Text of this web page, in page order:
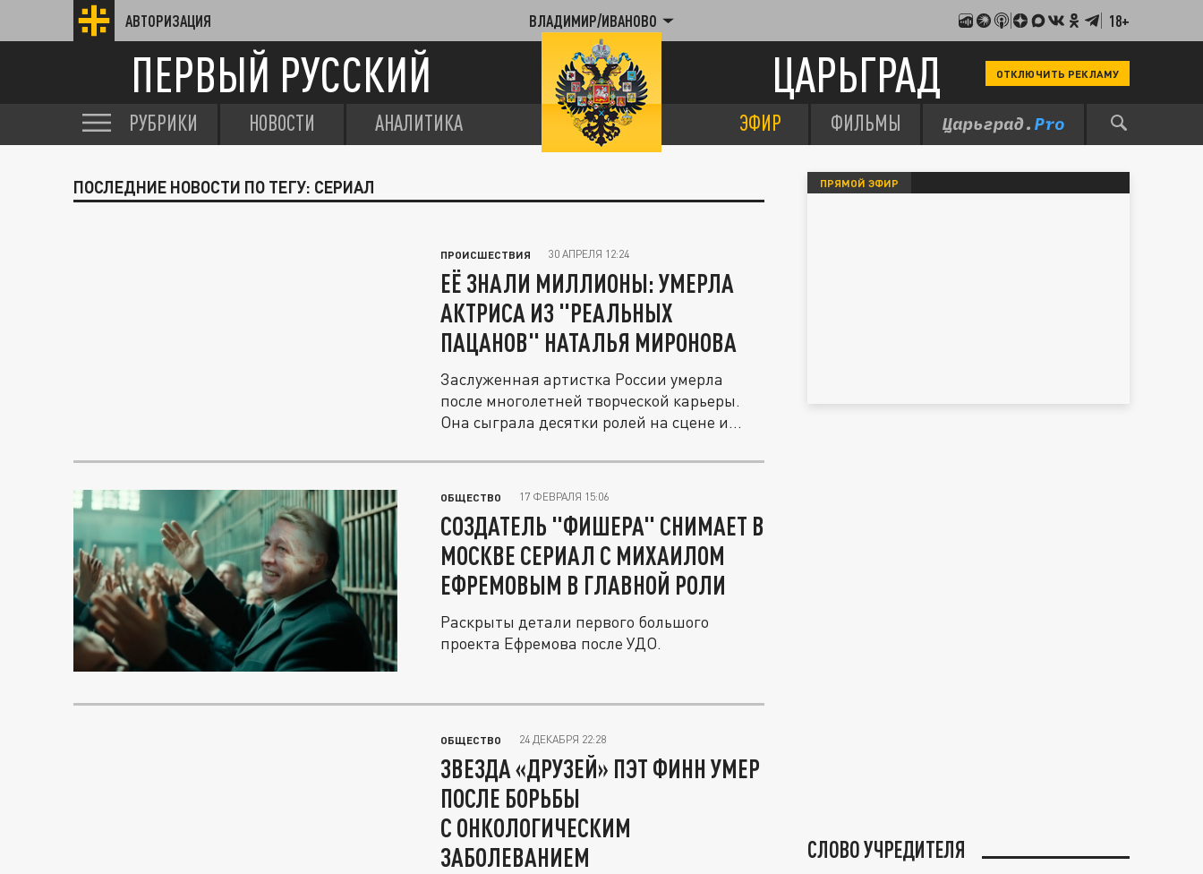
АВТОРИЗАЦИЯ ВЛАДИМИР/ИВАНОВО 18+
ПЕРВЫЙ РУССКИЙ ЦАРЬГРАД ОТКЛЮЧИТЬ РЕКЛАМУ
РУБРИКИ НОВОСТИ АНАЛИТИКА ЭФИР ФИЛЬМЫ
ПОСЛЕДНИЕ НОВОСТИ ПО ТЕГУ: СЕРИАЛ
ПРОИСШЕСТВИЯ 30 АПРЕЛЯ 12:24
ЕЁ ЗНАЛИ МИЛЛИОНЫ: УМЕРЛА
АКТРИСА ИЗ "РЕАЛЬНЫХ
ПАЦАНОВ" НАТАЛЬЯ МИРОНОВА
Заслуженная артистка России умерла
после многолетней творческой карьеры.
Она сыграла десятки ролей на сцене и...
ОБЩЕСТВО 17 ФЕВРАЛЯ 15:06
СОЗДАТЕЛЬ "ФИШЕРА" СНИМАЕТ В
МОСКВЕ СЕРИАЛ С МИХАИЛОМ
ЕФРЕМОВЫМ В ГЛАВНОЙ РОЛИ
Раскрыты детали первого большого
проекта Ефремова после УДО.
ОБЩЕСТВО 24 ДЕКАБРЯ 22:28
ЗВЕЗДА «ДРУЗЕЙ» ПЭТ ФИНН УМЕР
ПОСЛЕ БОРЬБЫ
С ОНКОЛОГИЧЕСКИМ
ЗАБОЛЕВАНИЕМ
ПРЯМОЙ ЭФИР
СЛОВО УЧРЕДИТЕЛЯ